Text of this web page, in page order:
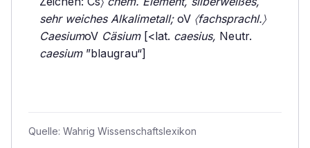
sehr weiches Alkalimetall;oV 〈fachsprachl.〉
CaesiumoV Cäsium[<lat. caesius, Neutr.
caesium”blaugrau“]
Quelle: Wahrig Wissenschaftslexikon